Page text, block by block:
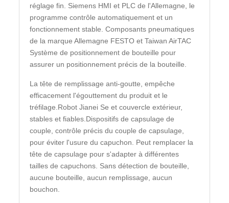
réglage fin. Siemens HMI et PLC de l'Allemagne, le
programme contrôle automatiquement et un
fonctionnement stable. Composants pneumatiques
de la marque Allemagne FESTO et Taiwan AirTAC
Système de positionnement de bouteille pour
assurer un positionnement précis de la bouteille.
La tête de remplissage anti-goutte, empêche
efficacement l'égouttement du produit et le
tréfilage.Robot Jianei Se et couvercle extérieur,
stables et fiables.Dispositifs de capsulage de
couple, contrôle précis du couple de capsulage,
pour éviter l'usure du capuchon. Peut remplacer la
tête de capsulage pour s'adapter à différentes
tailles de capuchons. Sans détection de bouteille,
aucune bouteille, aucun remplissage, aucun
bouchon.